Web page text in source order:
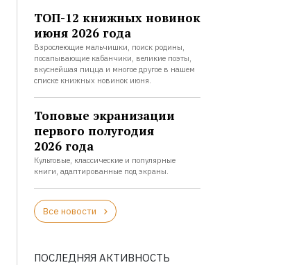
ТОП-12 книжных новинок
июня 2026 года
Взрослеющие мальчишки, поиск родины,
посапывающие кабанчики, великие поэты,
вкуснейшая пицца и многое другое в нашем
списке книжных новинок июня.
Топовые экранизации
первого полугодия
2026 года
Культовые, классические и популярные
книги, адаптированные под экраны.
Все новости
ПОСЛЕДНЯЯ АКТИВНОСТЬ